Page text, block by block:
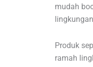
mudah
Produk
ramah